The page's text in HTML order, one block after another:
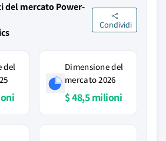
del mercato Power-
Condividi
del
Dimensione del
mercato 2026
$ 48,5 milioni